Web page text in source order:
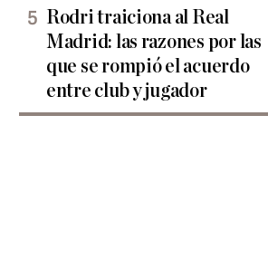
Rodri traiciona al Real
Madrid: las razones por las
que se rompió el acuerdo
entre club y jugador